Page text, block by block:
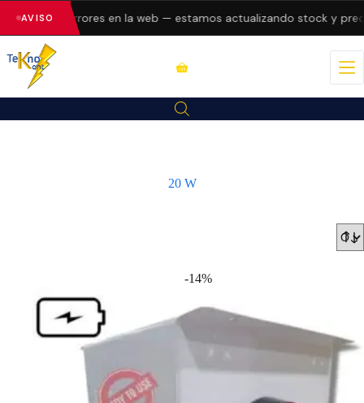
AVISO errores en la web — estamos actualizando stock y
20 W
-14%